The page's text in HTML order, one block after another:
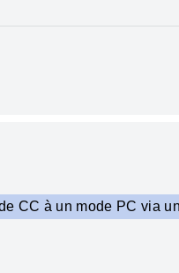
CC à un mode PC via